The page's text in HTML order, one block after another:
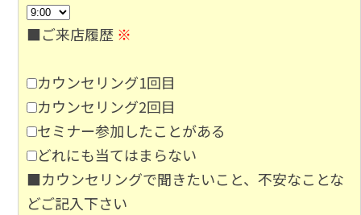
■ご来店履歴 ※
カウンセリング1回目
カウンセリング2回目
セミナー参加したことがある
どれにも当てはまらない
■カウンセリングで聞きたいこと、不安なことな
どご記入下さい